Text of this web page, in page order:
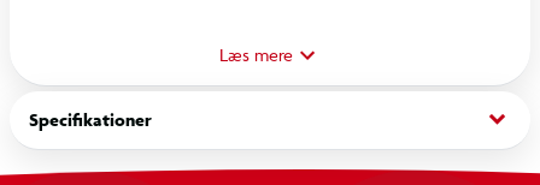
legetøj med en transportvogn med bevægelige hjul, der kan
bære en LEGO helikopter med bevægelige rotorblade på
anhængeren.
Børn kan bygge 3 forskellige legetøjssæt med 2 separate
Læs mere
Specifikationer keyboard_arrow_down